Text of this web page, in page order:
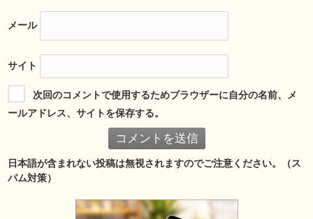
メール
サイト
次回のコメントで使用するためブラウザーに自分の名前、メ
ールアドレス、サイトを保存する。
日本語が含まれない投稿は無視されますのでご注意ください。（ス
パム対策）